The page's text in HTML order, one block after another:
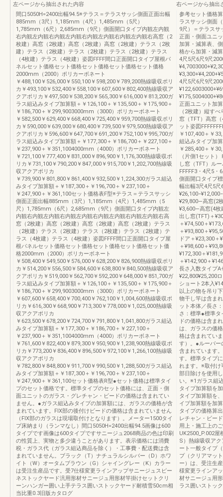
左ページから抽出された内容
間口5050H=2400出幅94.5※テラス＝テラスサッシ側面正面出幅
885mm（3尺）1,185mm（4尺）1,485mm（5尺）
1,785mm（6尺）2,685mm（9尺）側面開口タイプ内観左内観
右内観左内観右内観左内観右内観左内観右内観左内観右高窓（2
枚建）高窓（2枚建）高窓（2枚建）高窓（2枚建）テラス（2枚
建）テラス（2枚建）テラス（2枚建）テラス（2枚建）テラス
（4枚建）テラス（4枚建）姿図FFFF間口正面開口タイプ屋根パ
ネルセット価格セット価格セット価格セット価格セット価格
2000mm（2000）ポリカーボネート
￥488,100￥526,000￥550,100￥598,200￥789,200熱線吸収ポリ
カ￥493,100￥532,400￥558,100￥607,600￥802,400熱線吸収ア
クアポリカ￥497,500￥538,200￥565,300￥616,000￥813,200ガ
ラス組込みタイプ加算額＋￥126,100＋￥135,500＋￥175,900＋
￥186,700＋￥299,9003000mm（3000）ポリカーボネート
￥582,500￥629,400￥668,400￥725,400￥959,700熱線吸収ポリ
カ￥590,000￥639,000￥680,400￥739,500￥979,500熱線吸収ア
クアポリカ￥596,600￥647,700￥691,200￥752,100￥995,700ガ
ラス組込みタイプ加算額＋￥177,300＋￥186,700＋￥227,100＋
￥237,900＋￥351,1004000mm（4000）ポリカーボネート
￥721,100￥777,400￥831,000￥896,900￥1,176,300熱線吸収ポ
リカ￥731,100￥790,200￥847,000￥915,700￥1,202,700熱線吸
収アクアポリカ
￥739,900￥801,800￥861,400￥932,500￥1,224,300ガラス組込
みタイプ加算額＋￥187,300＋￥196,700＋￥237,100＋
￥247,900＋￥361,100セット価格表F型※テラス＝テラスサッシ
側面正面出幅885mm（3尺）1,185mm（4尺）1,485mm（5
尺）1,785mm（6尺）2,685mm（9尺）側面開口タイプ内観左
内観右内観左内観右内観左内観右内観左内観右内観左内観右高
窓（2枚建）高窓（2枚建）高窓（2枚建）高窓（2枚建）テラス
（2枚建）テラス（2枚建）テラス（2枚建）テラス（2枚建）テ
ラス（4枚建）テラス（4枚建）姿図FFFF間口正面開口タイプ屋
根パネルセット価格セット価格セット価格セット価格セット価
格2000mm（2000）ポリカーボネート
￥508,400￥549,500￥576,000￥628,200￥826,900熱線吸収ポリ
カ￥514,200￥556,500￥584,600￥638,800￥840,500熱線吸収ア
クアポリカ￥519,000￥562,700￥592,200￥648,000￥851,700ガ
ラス組込みタイプ加算額＋￥126,100＋￥135,500＋￥175,900＋
￥186,700＋￥299,9003000mm（3000）ポリカーボネート
￥607,600￥658,400￥700,400￥762,100￥1,004,600熱線吸収ポ
リカ￥616,300￥668,900￥713,300￥778,000￥1,025,000熱線吸
収アクアポリカ
￥623,500￥678,200￥724,700￥791,800￥1,041,800ガラス組込
みタイプ加算額＋￥177,300＋￥186,700＋￥227,100＋
￥237,900＋￥351,1004000mm（4000）ポリカーボネート
￥761,600￥822,400￥879,300￥950,900￥1,238,900熱線吸収ポ
リカ￥773,200￥836,400￥896,500￥972,100￥1,266,100熱線吸
収アクアポリカ
￥782,800￥848,800￥911,700￥990,500￥1,288,500ガラス組込
みタイプ加算額＋￥187,300＋￥196,700＋￥237,100＋
￥247,900＋￥361,100セット価格表R型●セット価格は標準タイ
プのセット価格です。標準タイプのセット価格には、正面・側
面ユニットのガラス・グレチャン・ビードの価格は含まれてい
ません。●ガラス組込みタイプの加算額には、ガラスの価格が含
まれています。FIX部の後付けビードの価格は含まれていません
（FIX部のガラスは現場取付けとなります）。メーター1500タイ
プ床納まり（ランマなし）間口5050H=2400出幅94.5画像は600
タイプです画像は600タイプですサニージュ2068商品の色は印刷
の性質上、実物と多少違うことがあります。表示価格には消費
税・ガラス代（ガラス組込商品を除く）・工事費・配送費は含
まれていません。ブラック（T）ナチュラルシルバー（D）ホワ
イト（W）オータムブラウン（G）シャイングレー（K）カラー
は受注生産品です。受7仕様変更ラインアップサニージュスピー
ネストックヤード汎用形材サニージュ用形材竿掛けセットクリ
ーンハンガー囲い上手テラス囲いストックヤード耐積雪50cm相
当比重0.3旧版カタログ
右ページから抽出
参考セット価格
ラスサッシ側面
9尺）＝テラスサ
正面・側面ユニ
加算・減算表、
格から加算・減
4尺5尺6尺9尺
4尺5尺6尺9尺
正面ユニット加
（2枚建）縦す
窓（TFT）高窓
ット姿図
￥107,400＋￥
組込みタイプ加
￥285,400＋￥
（片側1セット
し窓（TFT）ル
FFFFF3・4尺5
側面開口タイプ
幅出幅3尺4尺5尺
¥29,800―高窓(2
¥3,600―高窓(4
出し窓(TFT)＋
＋¥74,500＋
＋¥93,800＋
ドア＋¥23,300＋
＋¥98,600＋
¥172,300＋
＋¥142,900＋
長さ入数タイプA
¥22,800¥25,200
ショート2本入
以上の物を吊り
物干し竿は含ま
ット本体／長さ
さ：標準●標準タ
ドの価格は含ま
は、ガラスの価
格は含まれてい
す）。●ルーバー
含まれています
す。標準タイプ
れます。※取付け
部日除けを使用
い。※1ガラス組
タイプ加算額を
タイプ加算額を
イプ加算額を加
タイプの価格算
レチャン・ビー
用上・施工上の
UK2500_P.002
S）熱線吸収ア
ート一般タイプ
プ（クリアマッ
ー）は、受注生
様変更ラインア
材サニージュ用
ラス囲いストッ